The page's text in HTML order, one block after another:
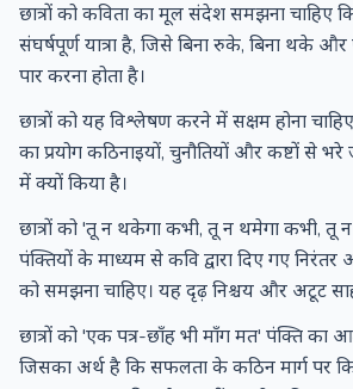
छात्रों को कविता का मूल संदेश समझना
संघर्षपूर्ण यात्रा है, जिसे बिना रुके, बिना थके
पार करना होता है।
छात्रों को यह विश्लेषण करने में सक्षम होना
का प्रयोग कठिनाइयों, चुनौतियों और कष्टों से
में क्यों किया है।
छात्रों को 'तू न थकेगा कभी, तू न थमेगा कभी, तू
पंक्तियों के माध्यम से कवि द्वारा दिए गए
को समझना चाहिए। यह दृढ़ निश्चय और अटूट
छात्रों को 'एक पत्र-छाँह भी माँग मत' पंक्ति का
जिसका अर्थ है कि सफलता के कठिन मार्ग पर